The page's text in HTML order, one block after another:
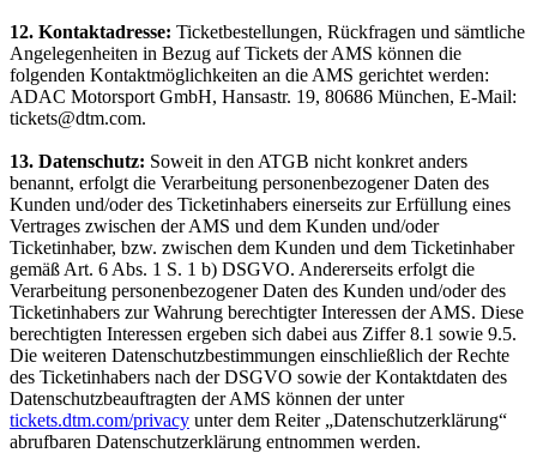
12. Kontaktadresse: Ticketbestellungen, Rückfragen und sämtliche
Angelegenheiten in Bezug auf Tickets der AMS können die
folgenden Kontaktmöglichkeiten an die AMS gerichtet werden:
ADAC Motorsport GmbH, Hansastr. 19, 80686 München, E-Mail:
tickets@dtm.com.
13. Datenschutz: Soweit in den ATGB nicht konkret anders
benannt, erfolgt die Verarbeitung personenbezogener Daten des
Kunden und/oder des Ticketinhabers einerseits zur Erfüllung eines
Vertrages zwischen der AMS und dem Kunden und/oder
Ticketinhaber, bzw. zwischen dem Kunden und dem Ticketinhaber
gemäß Art. 6 Abs. 1 S. 1 b) DSGVO. Andererseits erfolgt die
Verarbeitung personenbezogener Daten des Kunden und/oder des
Ticketinhabers zur Wahrung berechtigter Interessen der AMS. Diese
berechtigten Interessen ergeben sich dabei aus Ziffer 8.1 sowie 9.5.
Die weiteren Datenschutzbestimmungen einschließlich der Rechte
des Ticketinhabers nach der DSGVO sowie der Kontaktdaten des
Datenschutzbeauftragten der AMS können der unter
tickets.dtm.com/privacy unter dem Reiter „Datenschutzerklärung“
abrufbaren Datenschutzerklärung entnommen werden.